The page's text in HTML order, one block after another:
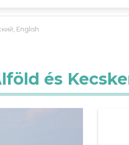
, English
és